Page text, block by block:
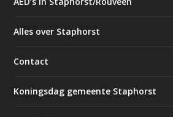
Alles over Staphorst
Contact
Koningsdag gemeente Staphorst